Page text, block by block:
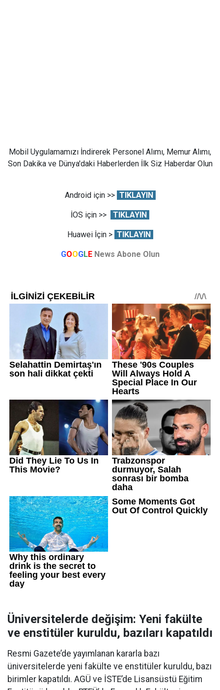
Mobil Uygulamamızı İndirerek Personel Alımı, Memur Alımı,
Son Dakika ve Dünya'daki Haberlerden İlk Siz Haberdar Olun
Android için >> TIKLAYIN
İOS için >> TIKLAYIN
Huawei İçin > TIKLAYIN
GOOGLE News Abone Olun
Üniversitelerde değişim: Yeni fakülte
ve enstitüler kuruldu, bazıları kapatıldı
Resmi Gazete’de yayımlanan kararla bazı
üniversitelerde yeni fakülte ve enstitüler kuruldu, bazı
birimler kapatıldı. AGÜ ve İSTE’de Lisansüstü Eğitim